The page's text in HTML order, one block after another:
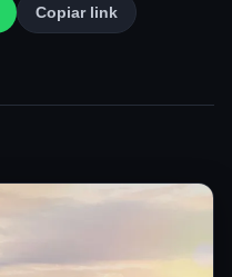
Copiar link